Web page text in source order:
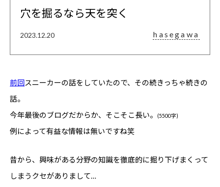
穴を掘るなら天を突く
2023.12.20 hasegawa
前回スニーカーの話をしていたので、その続きっちゃ続きの
話。
今年最後のブログだからか、そこそこ長い。
(5500字)
例によって有益な情報は無いですね笑
昔から、興味がある分野の知識を徹底的に掘り下げまくって
しまうクセがありまして…